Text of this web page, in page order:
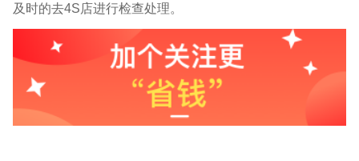
及时的去4S店进行检查处理。